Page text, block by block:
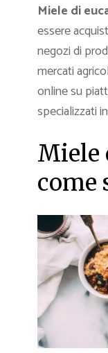
Miele di
essere
negozi di
mercati
online su
specializzati
Miele
come